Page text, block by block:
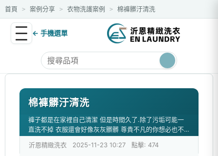
首頁 > 案例分享 > 衣物洗護案例 > 棉褲髒汙清洗
← 手機選單
棉褲髒汙清洗
褲子都是在家裡自己清潔 但是時間久了.除了污垢可能一
直洗不掉 衣服還會好像灰灰髒髒 尊貴不凡的你想必也不
沂恩精緻洗衣 2025-11-23 10:27 點擊: 474